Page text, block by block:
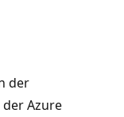
der
Azure